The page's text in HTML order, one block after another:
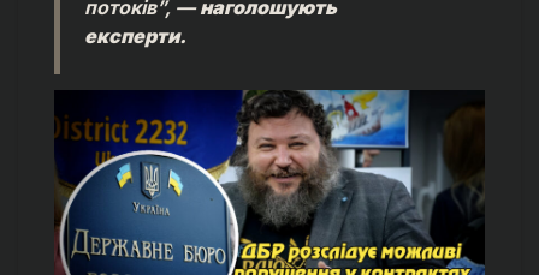
потоків”, —наголошують
експерти.